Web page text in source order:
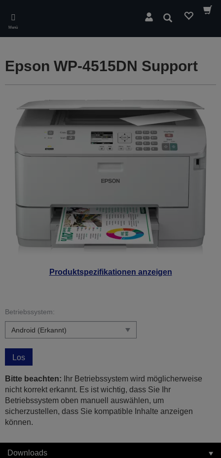
main
content
Menü
Suchen
Produktspezifikationen anzeigen
Epson WP-4515DN Support
Betriebssystem:
Los
Bitte beachten: Ihr Betriebssystem wird möglicherweise
nicht korrekt erkannt. Es ist wichtig, dass Sie Ihr
Betriebssystem oben manuell auswählen, um
sicherzustellen, dass Sie kompatible Inhalte anzeigen
können.
Downloads